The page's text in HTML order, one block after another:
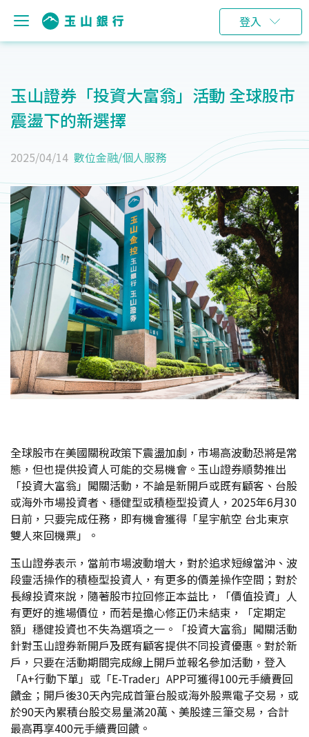
登入
玉山證券「投資大富翁」活動 全球股市
震盪下的新選擇
2025/04/14 數位金融/個人服務
全球股市在美國關稅政策下震盪加劇，市場高波動恐將是常
態，但也提供投資人可能的交易機會。玉山證券順勢推出
「投資大富翁」闖關活動，不論是新開戶或既有顧客、台股
或海外市場投資者、穩健型或積極型投資人，2025年6月30
日前，只要完成任務，即有機會獲得「星宇航空 台北東京
雙人來回機票」。
玉山證券表示，當前市場波動增大，對於追求短線當沖、波
段靈活操作的積極型投資人，有更多的價差操作空間；對於
長線投資來說，隨著股市拉回修正本益比，「價值投資」人
有更好的進場價位，而若是擔心修正仍未結束，「定期定
額」穩健投資也不失為選項之一。「投資大富翁」闖關活動
針對玉山證券新開戶及既有顧客提供不同投資優惠。對於新
戶，只要在活動期間完成線上開戶並報名參加活動，登入
「A+行動下單」或「E-Trader」APP可獲得100元手續費回
饋金；開戶後30天內完成首筆台股或海外股票電子交易，或
於90天內累積台股交易量滿20萬、美股達三筆交易，合計
最高再享400元手續費回饋。